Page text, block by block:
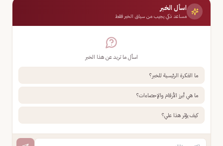
اسأل الخبر
مساعد ذكي يجيب من سياق الخبر فقط
اسأل ما تريد عن هذا الخبر
ما الفكرة الرئيسية للخبر؟
ما هي أبرز الأرقام والإحصاءات؟
كيف يؤثر هذا علي؟